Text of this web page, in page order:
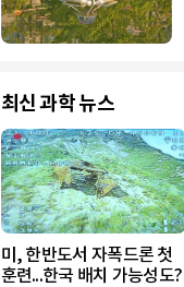
최신 과학 뉴스
미, 한반도서 자폭드론 첫
훈련...한국 배치 가능성도?